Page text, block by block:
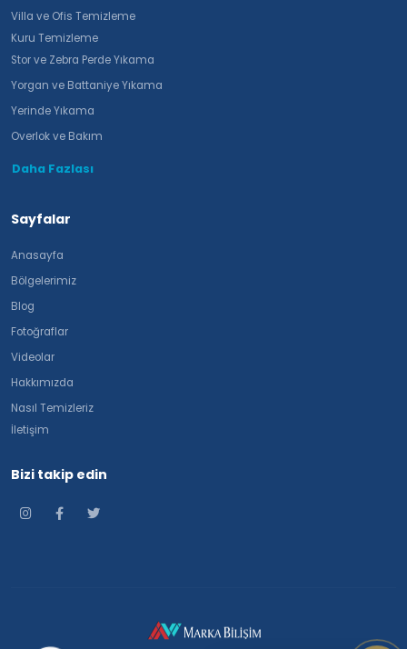
Villa ve Ofis Temizleme
Kuru Temizleme
Stor ve Zebra Perde Yıkama
Yorgan ve Battaniye Yıkama
Yerinde Yıkama
Overlok ve Bakım
Daha Fazlası
Sayfalar
Anasayfa
Bölgelerimiz
Blog
Fotoğraflar
Videolar
Hakkımızda
Nasıl Temizleriz
İletişim
Bizi takip edin